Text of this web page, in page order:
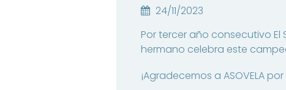
24/11/2023
Por tercer año consecutivo
hermano celebra este
¡Agradecemos a ASOVELA